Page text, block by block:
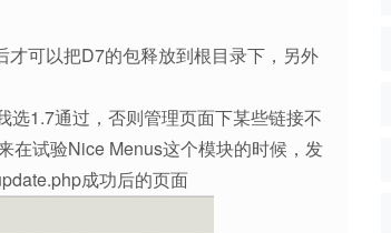
可以把D7的包释放到根目录下，另外
选1.7通过，否则管理页面下某些链接不
在试验Nice Menus这个模块的时候，发
成功后的页面